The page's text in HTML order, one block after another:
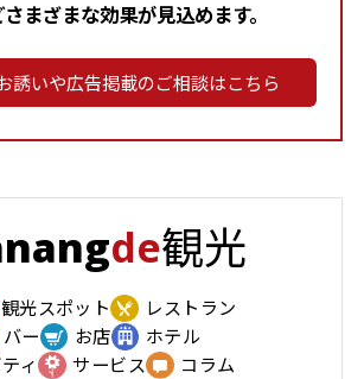
まざまな効果が見込めます。
誘いや広告掲載のご相談はこちら
de観光
観光スポット
レストラン
バー お店
ホテル
ィ
サービス
コラム